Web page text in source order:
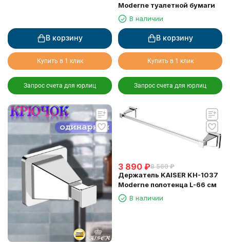
В корзину
Купить в 1 клик
Запрос счета для юрлиц
Moderne туалетной бумаги
В наличии
В корзину
Купить в 1 клик
Запрос счета для юрлиц
3 890 ₽8 560 ₽
Держатель KAISER KH-1037
Moderne полотенца L-66 см
В наличии